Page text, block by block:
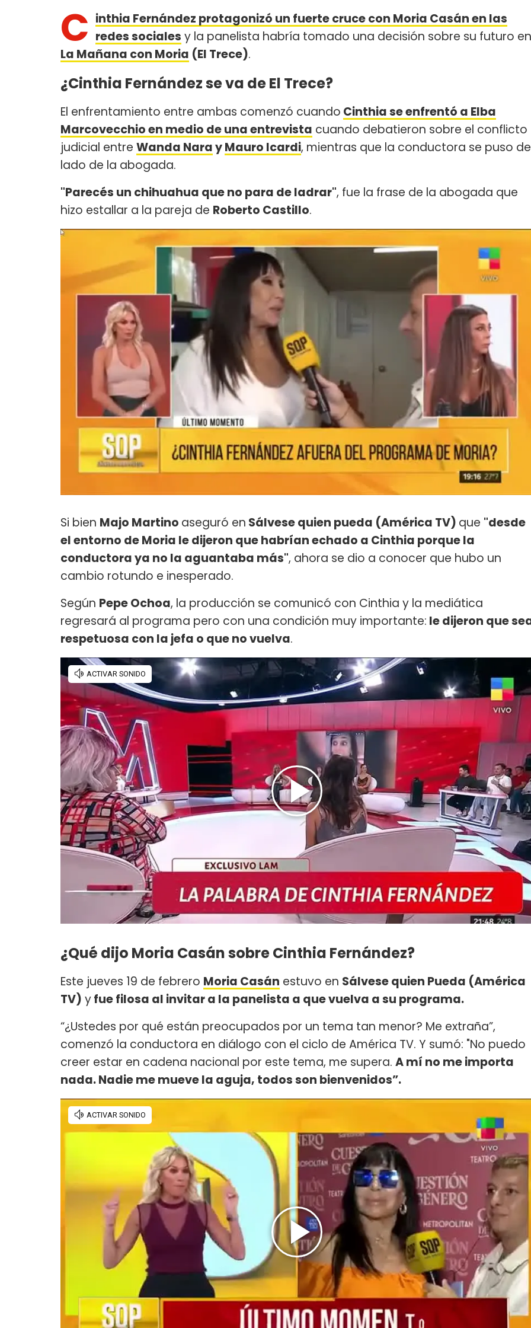
C inthia Fernández protagonizó un fuerte cruce con Moria Casán en las
redes sociales y la panelista habría tomado una decisión sobre su futuro en
La Mañana con Moria (El Trece).
¿Cinthia Fernández se va de El Trece?
El enfrentamiento entre ambas comenzó cuando Cinthia se enfrentó a Elba
Marcovecchio en medio de una entrevista cuando debatieron sobre el conflicto
judicial entre Wanda NarayMauro Icardi, mientras que la conductora se puso
lado de la abogada.
"Parecés un chihuahua que no para de ladrar", fue la frase de la abogada que
hizo estallar a la pareja de Roberto Castillo.
Si bien Majo Martino aseguró en Sálvese quien pueda (América TV) que "desde
el entorno de Moria le dijeron que habrían echado a Cinthia porque la
conductora ya no la aguantaba más", ahora se dio a conocer que hubo un
cambio rotundo e inesperado.
Según Pepe Ochoa, la producción se comunicó con Cinthia y la mediática
regresará al programa pero con una condición muy importante: le dijeron que
respetuosa con la jefa o que no vuelva.
¿Qué dijo Moria Casán sobre Cinthia Fernández?
Este jueves 19 de febrero Moria Casán estuvo en Sálvese quien Pueda (América
TV) yfue filosa al invitar a la panelista a que vuelva a su programa.
“¿Ustedes por qué están preocupados por un tema tan menor? Me extraña”,
comenzó la conductora en diálogo con el ciclo de América TV. Y sumó: "No puedo
creer estar en cadena nacional por este tema, me supera. A mí no me importa
nada. Nadie me mueve la aguja, todos son bienvenidos”.